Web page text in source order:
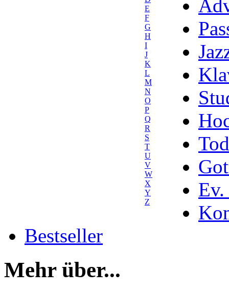
E
F
G
H
I
J
K
L
M
N
O
P
Q
R
S
T
U
V
W
X
Y
Z
Ev.
Bestseller
Mehr über...